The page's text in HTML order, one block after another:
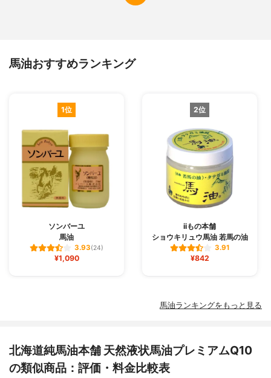
馬油おすすめランキング
1位
ソンバーユ
馬油
3.93(24)
¥1,090
2位
iiもの本舗
ショウキリュウ馬油 若馬の油
3.91
¥842
馬油ランキングをもっと見る
北海道純馬油本舗 天然液状馬油プレミアムQ10
の類似商品：評価・料金比較表